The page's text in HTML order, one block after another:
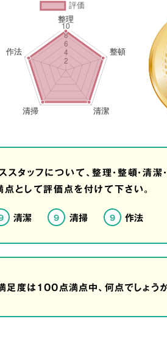
タッフについて、整理・整頓・清潔
として評価点を付けて下さい。
清潔 9 清掃 9 作法
度は100点満点中、何点でしょうか